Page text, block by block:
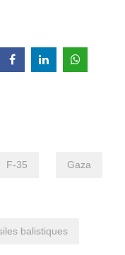
F-35 Gaza
balistiques